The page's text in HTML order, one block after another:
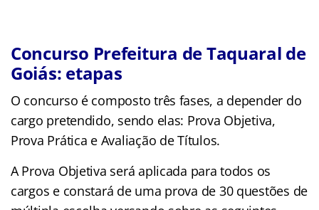
Concurso Prefeitura de Taquaral de
Goiás: etapas
O concurso é composto três fases, a depender do
cargo pretendido, sendo elas: Prova Objetiva,
Prova Prática e Avaliação de Títulos.
A Prova Objetiva será aplicada para todos os
cargos e constará de uma prova de 30 questões de